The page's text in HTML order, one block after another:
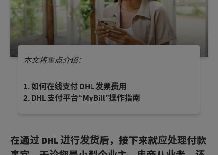
本文将重点介绍：
如何在线支付 DHL 发票费用
DHL 支付平台“MyBill”操作指南
在通过 DHL 进行发货后，接下来就应处理付款